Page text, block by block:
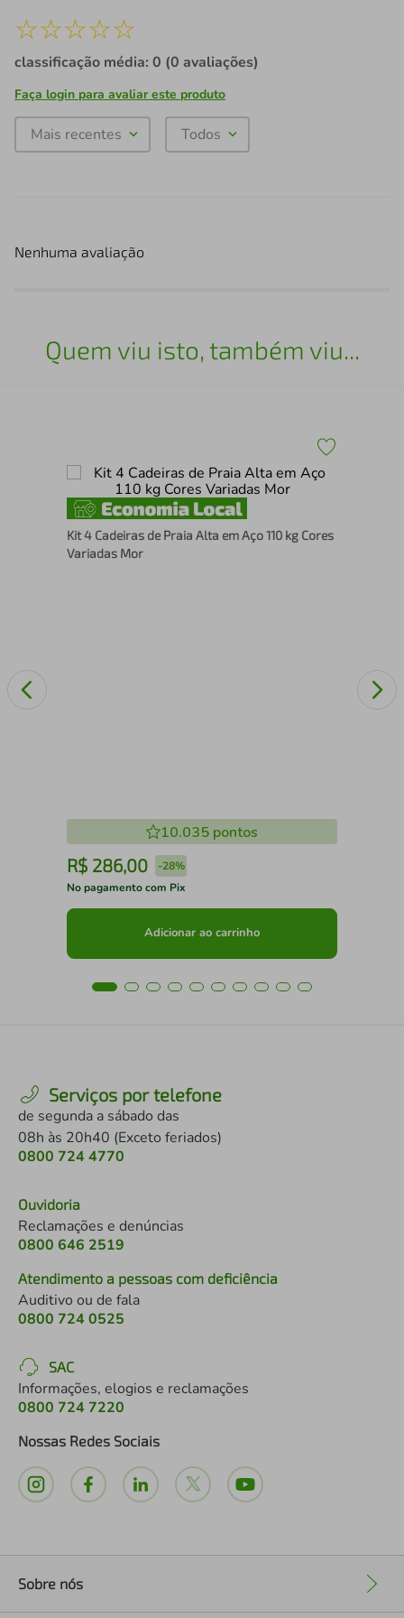
☆☆☆☆☆
classificação média: 0 (0 avaliações)
Faça login para avaliar este produto
Mais recentes Todos
Nenhuma avaliação
Quem viu isto, também viu...
Kit 4 Cadeiras de Praia Alta em Aço 110 kg Cores
Variadas Mor
10.035 pontos
R$ 286,00 -28%
No pagamento com Pix
Adicionar ao carrinho
Serviços por telefone
de segunda a sábado das
08h às 20h40 (Exceto feriados)
0800 724 4770
Ouvidoria
Reclamações e denúncias
0800 646 2519
Atendimento a pessoas com deficiência
Auditivo ou de fala
0800 724 0525
SAC
Informações, elogios e reclamações
0800 724 7220
Nossas Redes Sociais
Sobre nós